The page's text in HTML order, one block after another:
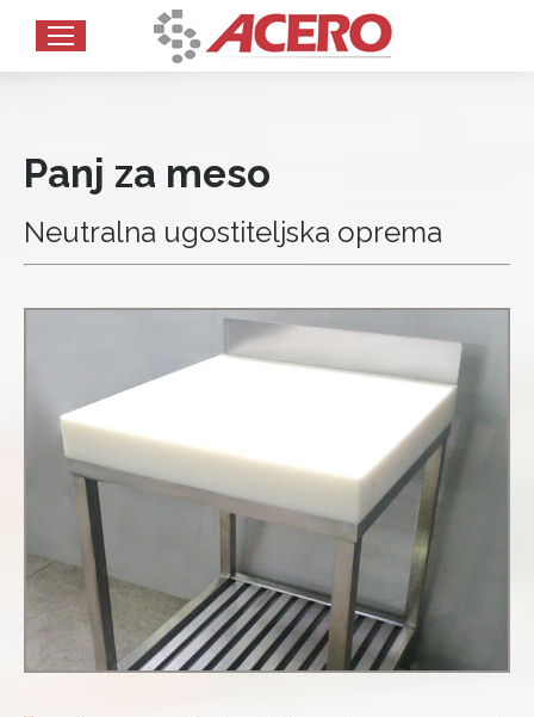
Panj za meso
Neutralna ugostiteljska oprema